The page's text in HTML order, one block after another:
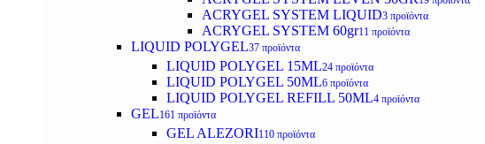
ACRYGEL SYSTEM LIQUID3 προϊόντα
ACRYGEL SYSTEM 60gr11 προϊόντα
LIQUID POLYGEL37 προϊόντα
LIQUID POLYGEL 15ML24 προϊόντα
LIQUID POLYGEL 50ML6 προϊόντα
LIQUID POLYGEL REFILL 50ML4 προϊόντα
GEL161 προϊόντα
GEL ALEZORI110 προϊόντα